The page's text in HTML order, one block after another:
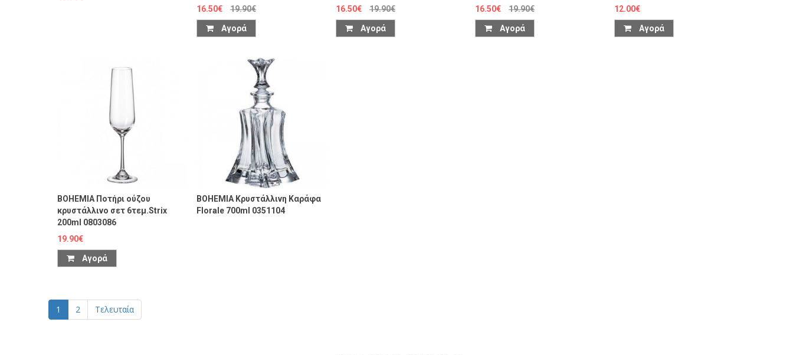
16.50€
19.90€
Αγορά
16.50€
19.90€
Αγορά
16.50€
19.90€
Αγορά
12.00€
Αγορά
BOHEMIA Ποτήρι ούζου
κρυστάλλινο σετ 6τεμ.Strix
200ml 0803086
19.90€
Αγορά
BOHEMIA Κρυστάλλινη Καράφα
Florale 700ml 0351104
1 2 Τελευταία